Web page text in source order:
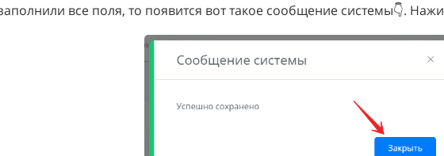
все поля, то появится вот такое сообщение системы👇.